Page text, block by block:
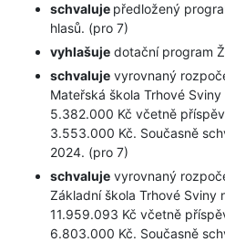
schvaluje předložený
hlasů. (pro 7)
vyhlašuje dotační program
schvaluje vyrovnaný
Mateřská škola Trhové
5.382.000 Kč včetně
3.553.000 Kč. Současně
2024. (pro 7)
schvaluje vyrovnaný
Základní škola Trhové Sviny
11.959.093 Kč včetně
6.803.000 Kč. Současně